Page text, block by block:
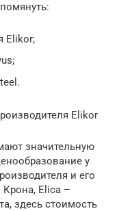
Elikor;
Elikor
значительную
у
и его
Крона, Elica –
здесь стоимость